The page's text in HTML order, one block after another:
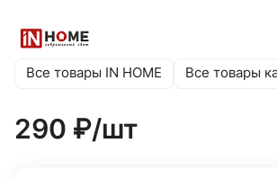
Все товары IN HOME Все товары
290 ₽/шт